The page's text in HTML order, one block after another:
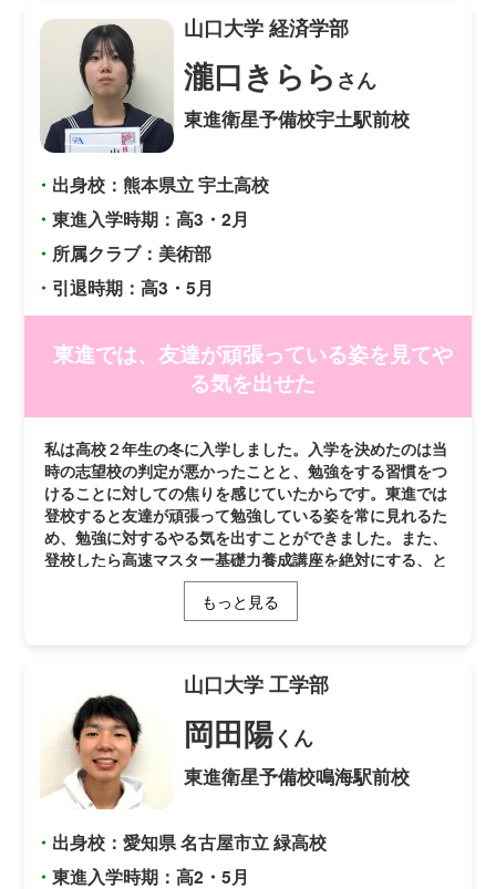
した。特に英語が苦手だったのですが、高速マスター基礎
力養成講座をするようになり忘れなくなりました。また、
校舎の担任の先生が高校英語専門だったので文法なども質
問しながら一緒に進めることで理解しながら修得できまし
た。 志望校別単元ジャンル演習講座では、模試度に成績
を反映し問題が変わるので、「今自分が苦手なところはこ
こだな」と理解しながら演習することができました。何度
上宇部校は毎日できるだけ籠り、何かあれば先生たちに相
談することができたので最適な環境だったと思います。
山口大学電気電子系で父の専門も同じなのでしっかり背中
を追いかけたいと思います。
山口大学経済学部
瀧口きらら さん
東進衛星予備校宇土駅前校
・ 出身校：熊本県立 宇土高校
・東進入学時期：高3・2月
・ 所属クラブ：美術部
・ 引退時期：高3・5月
東進では、友達が頑張っている姿を見てや
る気を出せた
私は高校２年生の冬に入学しました。入学を決めたのは当
時の志望校の判定が悪かったことと、勉強をする習慣をつ
けることに対しての焦りを感じていたからです。東進では
登校すると友達が頑張って勉強している姿を常に見れるた
め、勉強に対するやる気を出すことができました。また、
登校したら高速マスター基礎力養成講座を絶対にする、と
決めていたことで、徐々に英単語を覚えることができ、英
単語を毎日復習するという習慣も身に着けることができま
した。 私は部活動に入っていて、課題研究にも力を入れ
毎日東進に足を運ぶことを目標に閉校まで勉強していまし
た。私は小論文だけの推薦を受けたので、小論文の対策を
ひたすら行いました。小論文の対策になりそうな本を読ん
だり、毎日新聞を読んで文章を読むことに慣れたり時事問
題への対策を行いました。志望理由書では、自己分析をす
るのが大変でしたが、自分の頑張ったことやその大学に進
学したい理由、進学してしたいことなどを書きながら自分
ました。 私は将来、観光業に携わりたいと思っているの
で、山口大学の経済学部にある観光政策学科に興味があ
もっと見る
山口大学工学部
岡田陽くん
東進衛星予備校鳴海駅前校
・ 出身校：愛知県 名古屋市立 緑高校
・東進入学時期：高2・5月